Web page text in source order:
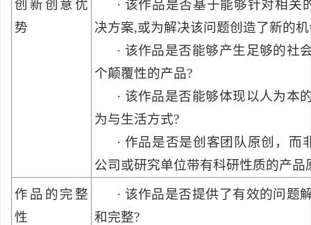
创新创意优
势
· 该作品是否基于能够针对相关
决方案,或为解决该问题创造了新的
· 该作品是否能够产生足够的社
个颠覆性的产品?
· 该作品是否能够体现以人为本
为与生活方式?
· 作品是否是创客团队原创，而
公司或研究单位带有科研性质的产品
作品的完整
性
· 该作品是否提供了有效的问题
和完整?